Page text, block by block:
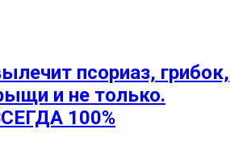
псориаз, грибок,
и не только.
100%